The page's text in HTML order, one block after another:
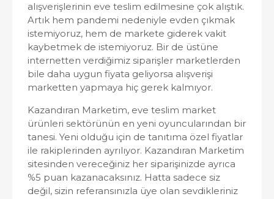
alışverişlerinin eve teslim edilmesine çok alıştık.
Artık hem pandemi nedeniyle evden çıkmak
istemiyoruz, hem de markete giderek vakit
kaybetmek de istemiyoruz. Bir de üstüne
internetten verdiğimiz siparişler marketlerden
bile daha uygun fiyata geliyorsa alışverişi
marketten yapmaya hiç gerek kalmıyor.
Kazandıran Marketim, eve teslim market
ürünleri sektörünün en yeni oyuncularından bir
tanesi. Yeni olduğu için de tanıtıma özel fiyatlar
ile rakiplerinden ayrılıyor. Kazandıran Marketim
sitesinden vereceğiniz her siparişinizde ayrıca
%5 puan kazanacaksınız. Hatta sadece siz
değil, sizin referansınızla üye olan sevdikleriniz